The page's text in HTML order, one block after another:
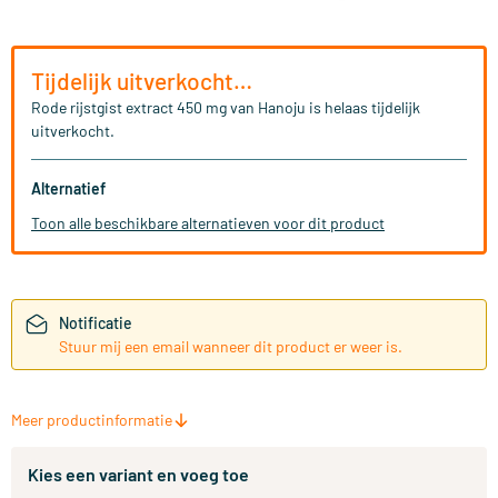
Tijdelijk uitverkocht…
Rode rijstgist extract 450 mg van Hanoju is helaas tijdelijk
uitverkocht.
Alternatief
Toon alle beschikbare alternatieven voor dit product
Notificatie
Stuur mij een email wanneer dit product er weer is.
Meer productinformatie
Kies een variant en voeg toe